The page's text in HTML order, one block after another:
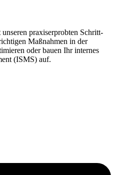
praxiserprobten Schritt-
Maßnahmen in der
oder bauen Ihr internes
(ISMS) auf.